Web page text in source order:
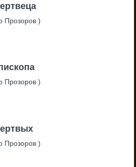
Прозоров)
Прозоров)
Прозоров)